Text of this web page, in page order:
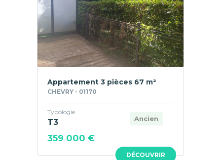
DÉCOUVRIR
Appartement 3 pièces 67 m²
CHEVRY - 01170
Ancien
Typologie
T3
359 000 €